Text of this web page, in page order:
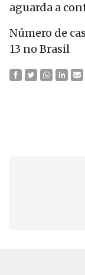
aguarda a
Número de
13 no Brasil